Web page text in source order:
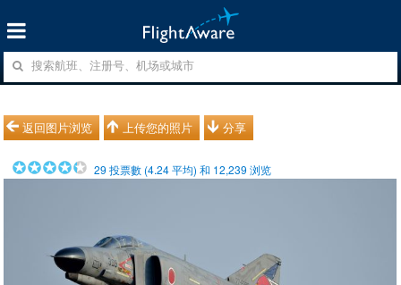
返回图片浏览 上传您的照片 分享
29 投票數 (4.24平均) 和 12,239 浏览